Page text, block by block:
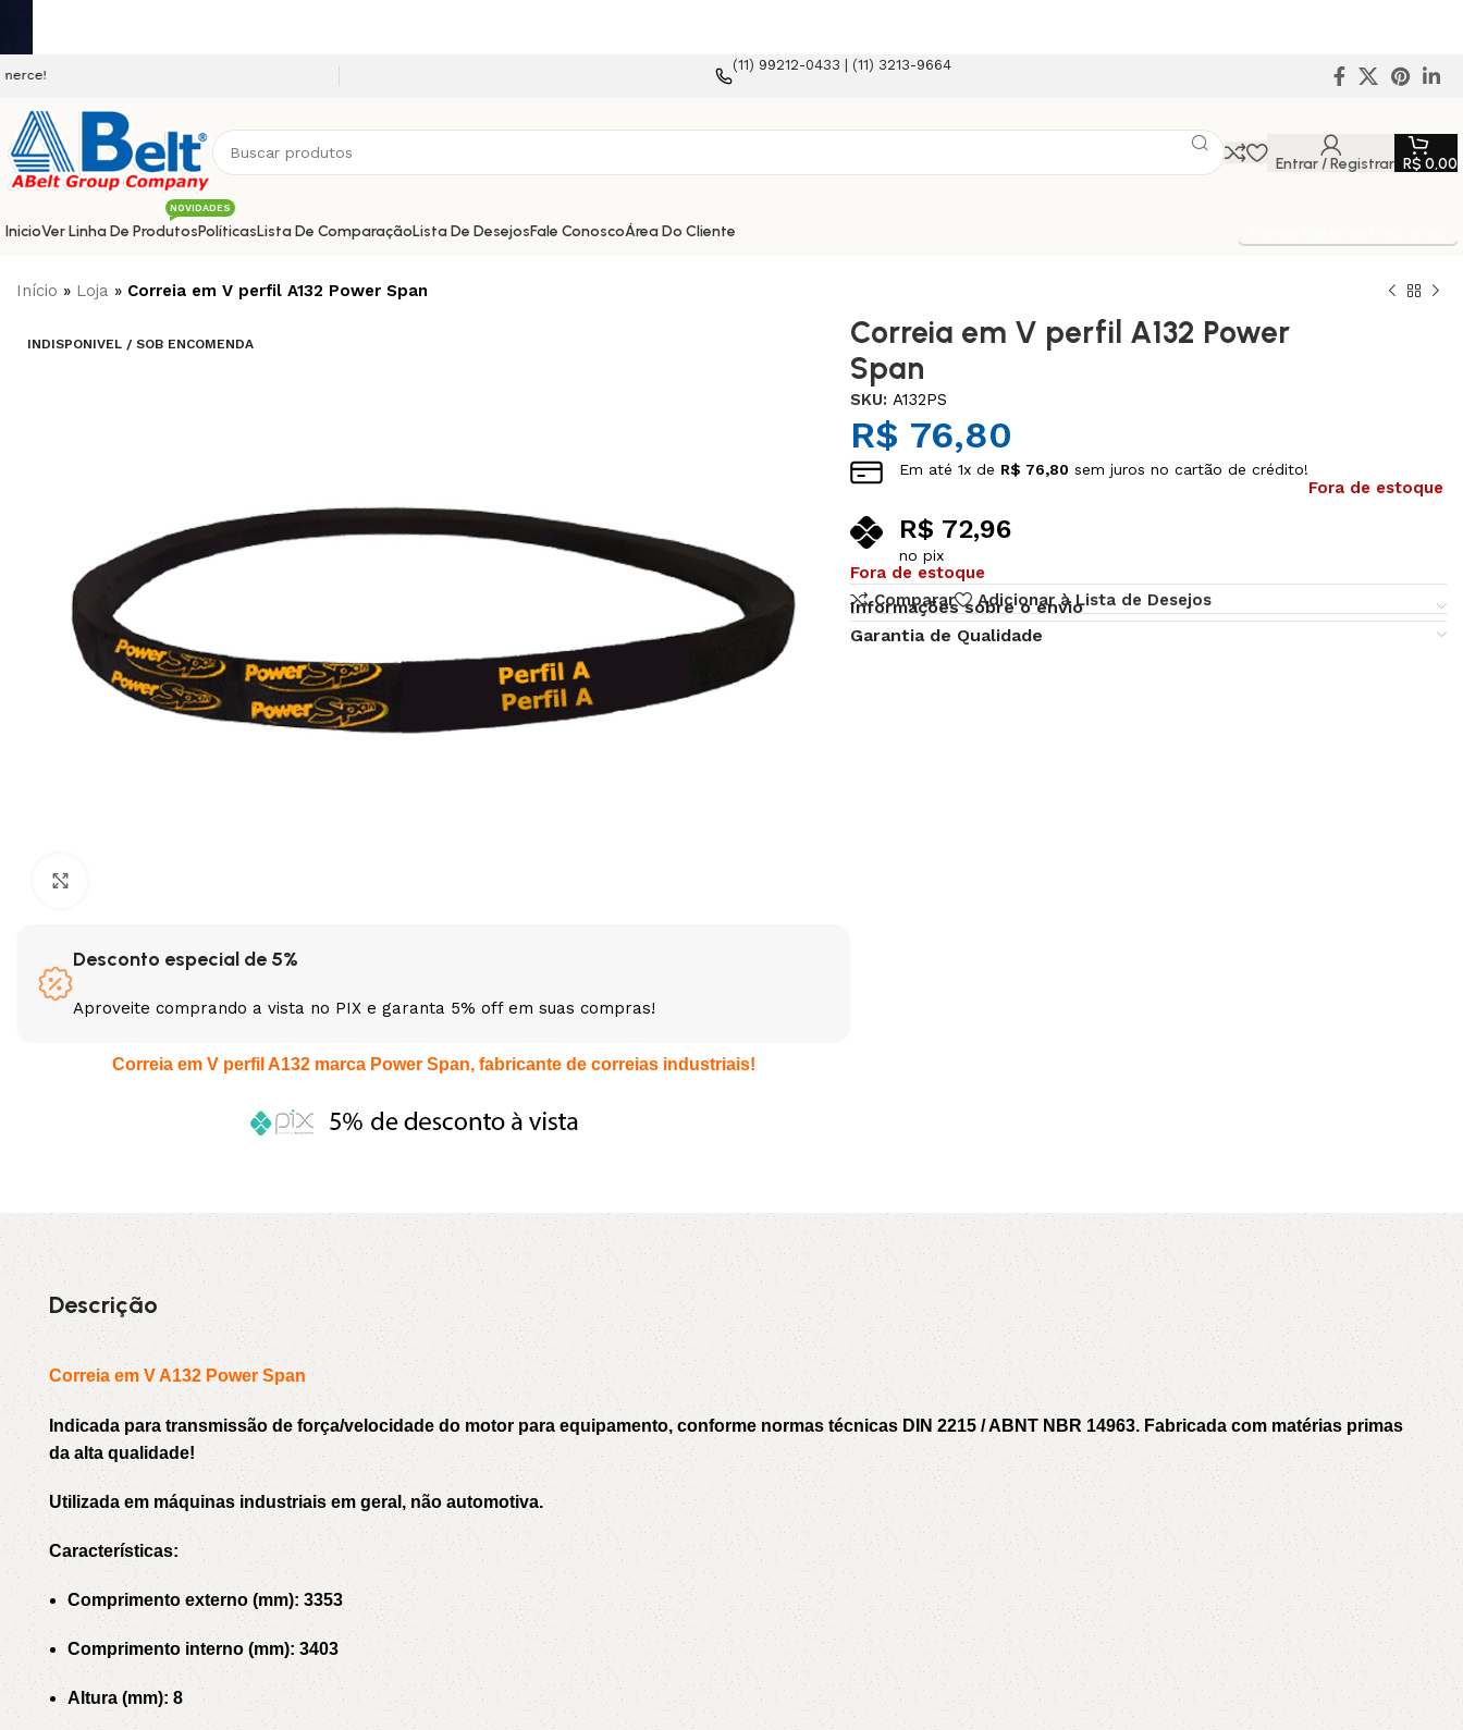
(11) 99212-0433 | (11) 3213-9664
Entrar / Registrar R$ 0,00
InicioVer Linha De Produtos
NOVIDADES
3L 3VX 5V
AX B BX
D
XPA XPB XPZ ZX
PolíticasLista De ComparaçãoLista De DesejosFale ConoscoÁrea Do Cliente
Início » Loja » Correia em V perfil A132 Power Span
INDISPONIVEL / SOB ENCOMENDA
Desconto especial de 5%
Aproveite comprando a vista no PIX e garanta 5% off em suas compras!
Correia em V perfil A132 marca Power Span, fabricante de correias industriais!
Correia em V perfil A132 Power
Span
SKU:A132PS
R$ 76,80
Em até1x de R$ 76,80 sem juros no cartão de crédito!
R$ 72,96
no pix
Fora de estoque
Fora de estoque
Comparar
Adicionar à Lista de Desejos
Informações sobre o envio
Garantia de Qualidade
Descrição
Correia em V A132 Power Span
Indicada para transmissão de força/velocidade do motor para equipamento, conforme normas técnicas DIN 2215 / ABNT NBR 14963. Fabricada com matérias primas
da alta qualidade!
Utilizada em máquinas industriais em geral, não automotiva.
Características:
Comprimento externo (mm): 3353
Comprimento interno (mm): 3403
Altura (mm): 8